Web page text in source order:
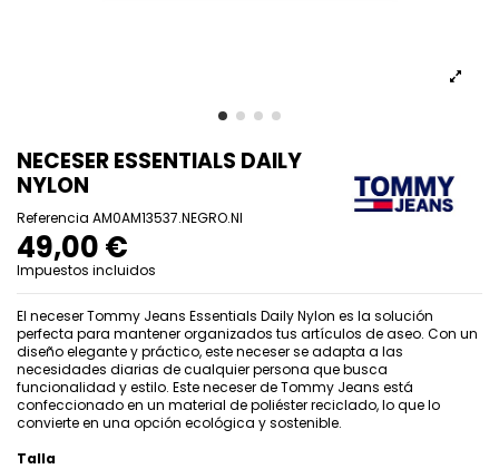
NECESER ESSENTIALS DAILY
NYLON
Referencia AM0AM13537.NEGRO.NI
49,00 €
Impuestos incluidos
El neceser Tommy Jeans Essentials Daily Nylon es la solución
perfecta para mantener organizados tus artículos de aseo. Con un
diseño elegante y práctico, este neceser se adapta a las
necesidades diarias de cualquier persona que busca
funcionalidad y estilo. Este neceser de Tommy Jeans está
confeccionado en un material de poliéster reciclado, lo que lo
convierte en una opción ecológica y sostenible.
Talla